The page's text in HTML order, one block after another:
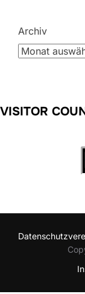
Archiv
VISITOR